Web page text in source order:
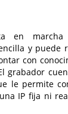
en
y puede
con
grabador
le permite
IP fija ni